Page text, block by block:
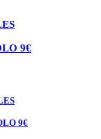
9€
9€